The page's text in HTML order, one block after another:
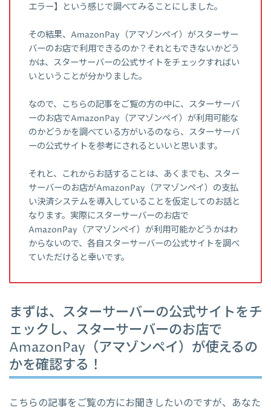
エラー】という感じで調べてみることにしました。
その結果、AmazonPay（アマゾンペイ）がスターサー
バーのお店で利用できるのか？それともできないかどう
かは、スターサーバーの公式サイトをチェックすればい
いということが分かりました。
なので、こちらの記事をご覧の方の中に、スターサーバ
ーのお店でAmazonPay（アマゾンペイ）が利用可能な
のかどうかを調べている方がいるのなら、スターサーバ
ーの公式サイトを参考にされるといいと思います。
それと、これからお話することは、あくまでも、スター
サーバーのお店がAmazonPay（アマゾンペイ）の支払
い決済システムを導入していることを仮定してのお話と
なります。実際にスターサーバーのお店で
AmazonPay（アマゾンペイ）が利用可能かどうかはわ
からないので、各自スターサーバーの公式サイトを調べ
ていただけると幸いです。
まずは、スターサーバーの公式サイトをチ
ェックし、スターサーバーのお店で
AmazonPay（アマゾンペイ）が使えるの
かを確認する！
こちらの記事をご覧の方にお聞きしたいのですが、あなた